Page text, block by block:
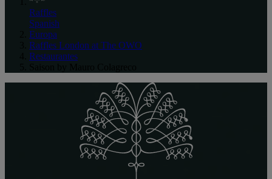
Raffles
Spanish
Europa
Raffles London at The OWO
Restaurantes